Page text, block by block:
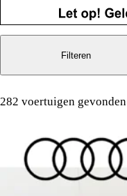
282 voertuigen gevonden
Filteren